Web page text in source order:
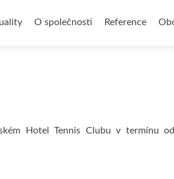
O společnosti Reference
Hotel Tennis Clubu v termínu